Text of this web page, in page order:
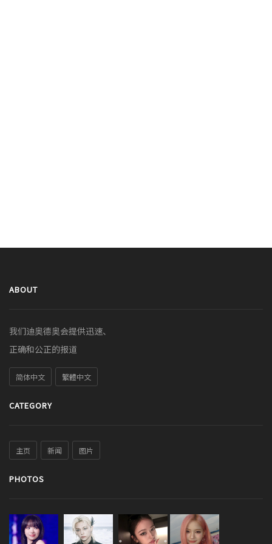
ABOUT
我们迪奥德奥会提供迅速、
正确和公正的报道
简体中文 繁體中文
CATEGORY
主页 新闻 图片
PHOTOS